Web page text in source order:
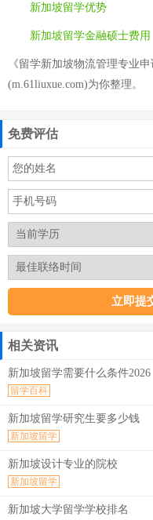
新加坡留学优势
新加坡留学金融硕士费用
《留学新加坡物流管理专业
(m.61liuxue.com)为你整理。
免费评估
相关资讯
新加坡留学需要什么条件2026
留学百科
新加坡留学研究生要多少钱
新加坡留学
新加坡设计专业的院校
新加坡留学
新加坡大学留学学校排名